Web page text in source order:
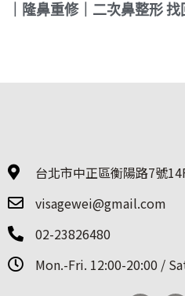
｜隆鼻重修｜二次鼻整形
台北市中正區衡陽路7號
visagewei@gmail.com
02-23826480
Mon.-Fri. 12:00-20:00 /